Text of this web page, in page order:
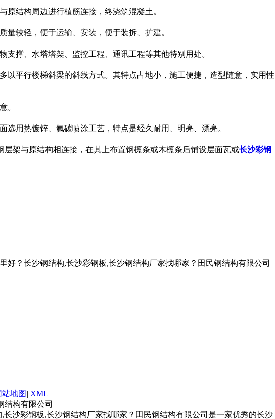
结构周边进行植筋连接，终浇筑混凝土。
量较轻，便于运输、安装，便于装拆、扩建。
撑、水塔塔架、监控工程、通讯工程等其他特别用处。
平行楼梯斜梁的斜线方式。其特点占地小，施工便捷，造型随意，实用性
。
用热镀锌、氟碳喷涂工艺，特点是经久耐用、明亮、漂亮。
架与原结构相连接，在其上布置钢檩条或木檩条后铺设层面瓦或长沙彩钢
？长沙钢结构,长沙彩钢板,长沙钢结构厂家找哪家？田民钢结构有限公司
站地图 | XML|
结构有限公司
沙彩钢板,长沙钢结构厂家找哪家？田民钢结构有限公司是一家优秀的长沙